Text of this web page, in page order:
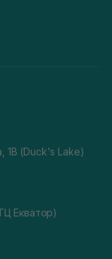
1В (Duck's Lake)
Екватор)